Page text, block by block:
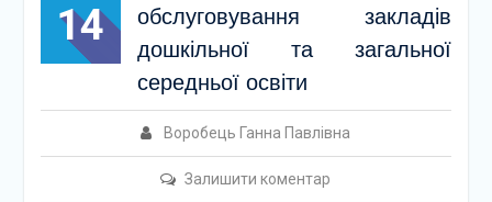
14
обслуговування закладів
дошкільної та загальної
середньої освіти
Воробець Ганна Павлівна
Залишити коментар